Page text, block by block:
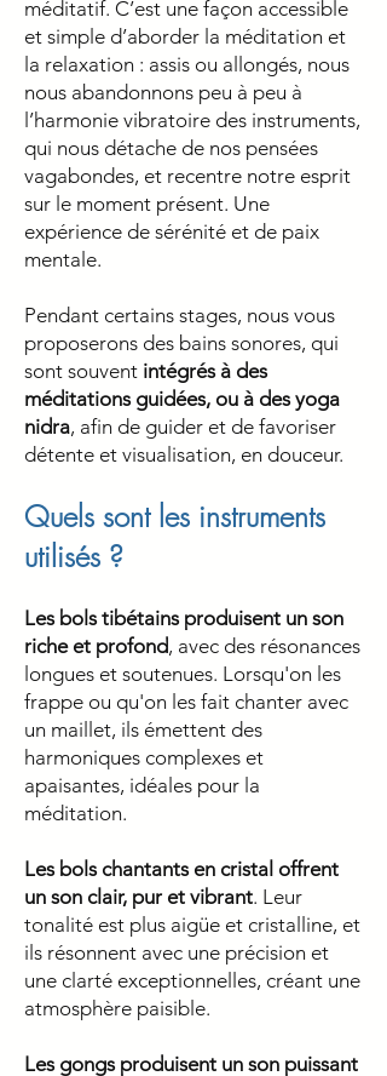
méditatif. C’est une façon accessible
et simple d’aborder la méditation et
la relaxation : assis ou allongés, nous
nous abandonnons peu à peu à
l’harmonie vibratoire des instruments,
qui nous détache de nos pensées
vagabondes, et recentre notre esprit
sur le moment présent. Une
expérience de sérénité et de paix
mentale.
Pendant certains stages, nous vous
proposerons des bains sonores, qui
sont souvent intégrés à des
méditations guidées, ou à des yoga
nidra, afin de guider et de favoriser
détente et visualisation, en douceur.
Quels sont les instruments
utilisés ?
Les bols tibétains produisent un son
riche et profond, avec des résonances
longues et soutenues. Lorsqu'on les
frappe ou qu'on les fait chanter avec
un maillet, ils émettent des
harmoniques complexes et
apaisantes, idéales pour la
méditation.
Les bols chantants en cristal offrent
un son clair, pur et vibrant. Leur
tonalité est plus aigüe et cristalline, et
ils résonnent avec une précision et
une clarté exceptionnelles, créant une
atmosphère paisible.
Les gongs produisent un son puissant